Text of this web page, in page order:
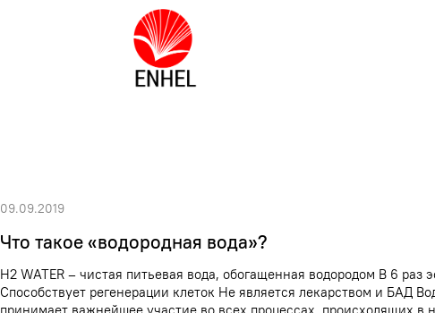
Что такое «водородная вода»?
H2 WATER – чистая питьевая вода, обогащенная водородом В 6
Способствует регенерации клеток Не является лекарством и БАД
09.09.2019